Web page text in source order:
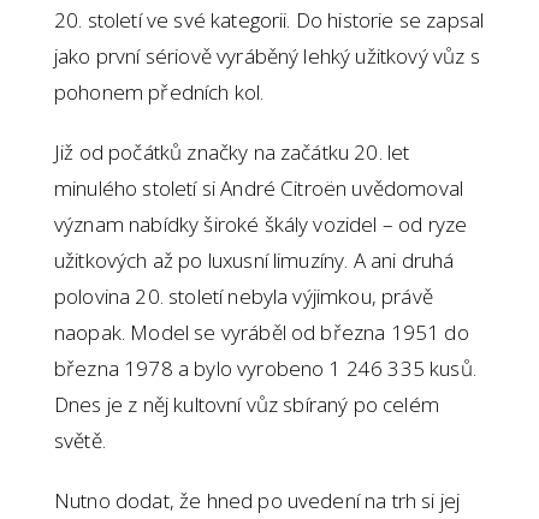
20. století ve své kategorii. Do historie se zapsal
jako první sériově vyráběný lehký užitkový vůz s
pohonem předních kol.
Již od počátků značky na začátku 20. let
minulého století si André Citroën uvědomoval
význam nabídky široké škály vozidel – od ryze
užitkových až po luxusní limuzíny. A ani druhá
polovina 20. století nebyla výjimkou, právě
naopak. Model se vyráběl od března 1951 do
března 1978 a bylo vyrobeno 1 246 335 kusů.
Dnes je z něj kultovní vůz sbíraný po celém
světě.
Nutno dodat, že hned po uvedení na trh si jej